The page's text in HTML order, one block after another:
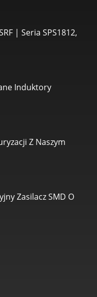
| Seria SPS1812,
Induktory
Z Naszym
Zasilacz SMD O